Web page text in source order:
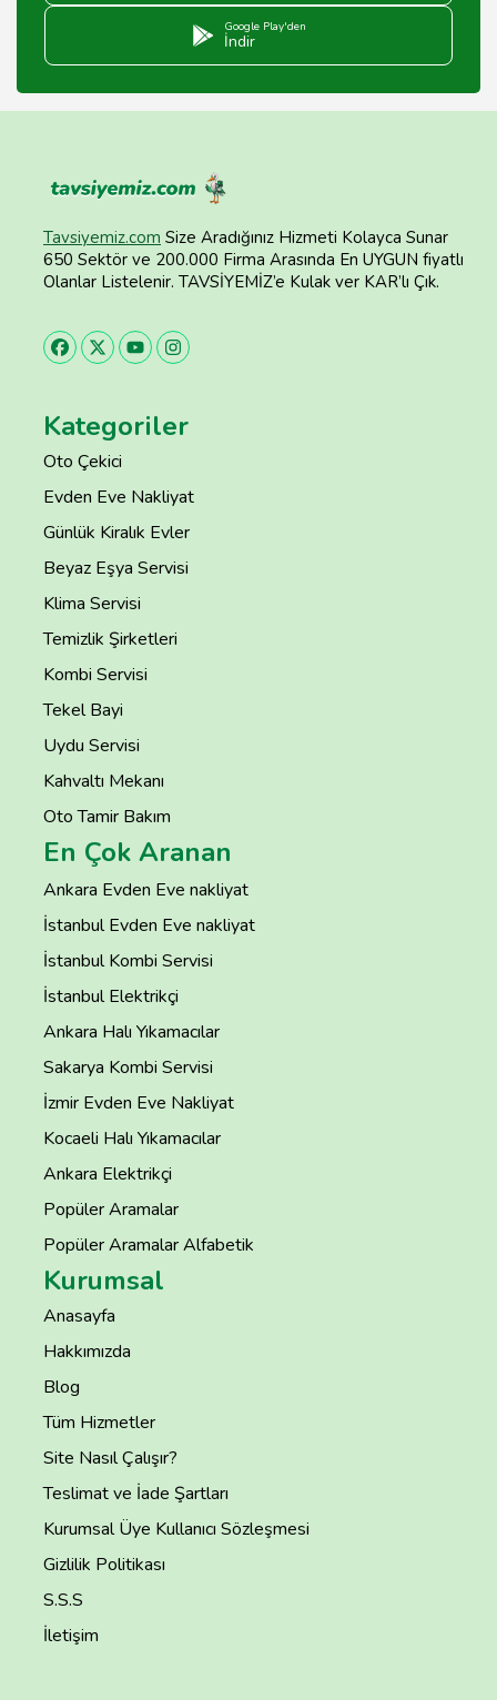
Google Play'den
İndir
Tavsiyemiz.com Size Aradığınız Hizmeti Kolayca Sunar
650 Sektör ve 200.000 Firma Arasında En UYGUN fiyatlı
Olanlar Listelenir. TAVSİYEMİZ’e Kulak ver KAR’lı Çık.
Kategoriler
Oto Çekici
Evden Eve Nakliyat
Günlük Kiralık Evler
Beyaz Eşya Servisi
Klima Servisi
Temizlik Şirketleri
Kombi Servisi
Tekel Bayi
Uydu Servisi
Kahvaltı Mekanı
Oto Tamir Bakım
En Çok Aranan
Ankara Evden Eve nakliyat
İstanbul Evden Eve nakliyat
İstanbul Kombi Servisi
İstanbul Elektrikçi
Ankara Halı Yıkamacılar
Sakarya Kombi Servisi
İzmir Evden Eve Nakliyat
Kocaeli Halı Yıkamacılar
Ankara Elektrikçi
Popüler Aramalar
Popüler Aramalar Alfabetik
Kurumsal
Anasayfa
Hakkımızda
Blog
Tüm Hizmetler
Site Nasıl Çalışır?
Teslimat ve İade Şartları
Kurumsal Üye Kullanıcı Sözleşmesi
Gizlilik Politikası
S.S.S
İletişim